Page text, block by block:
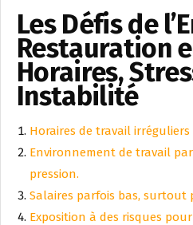
Les Défis de
Restauration
Horaires,
Instabilité
Horaires de travail
Environnement de travail
pression.
Salaires parfois bas, surtout
Exposition à des risques